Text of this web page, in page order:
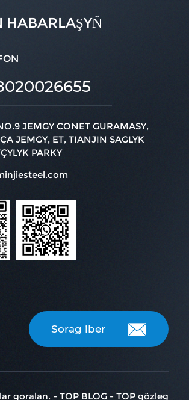
HABARLAŞYŇ
JEMGY CONET GURAMASY,
JEMGY, ET, TIANJIN SAGLYK
PARKY
Sorag iber
goralan. -TOP BLOG -TOP gözleg